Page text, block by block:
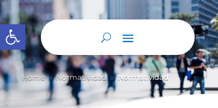
Abrir barra de herramientas
Home 9 Normatividad 9 Normatividad